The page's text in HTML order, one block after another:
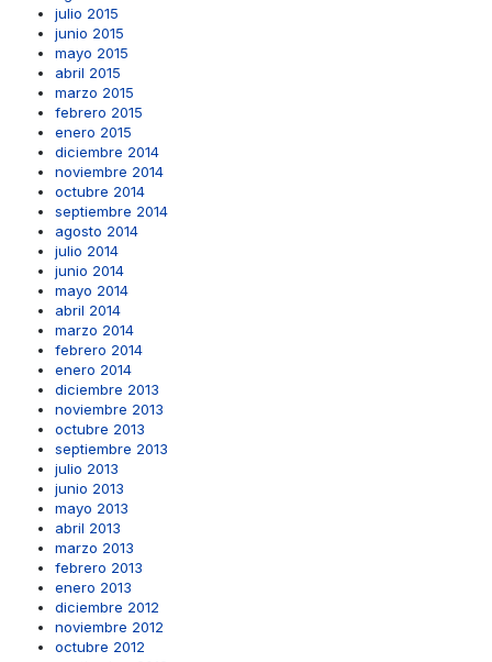
julio 2015
junio 2015
mayo 2015
abril 2015
marzo 2015
febrero 2015
enero 2015
diciembre 2014
noviembre 2014
octubre 2014
septiembre 2014
agosto 2014
julio 2014
junio 2014
mayo 2014
abril 2014
marzo 2014
febrero 2014
enero 2014
diciembre 2013
noviembre 2013
octubre 2013
septiembre 2013
julio 2013
junio 2013
mayo 2013
abril 2013
marzo 2013
febrero 2013
enero 2013
diciembre 2012
noviembre 2012
octubre 2012